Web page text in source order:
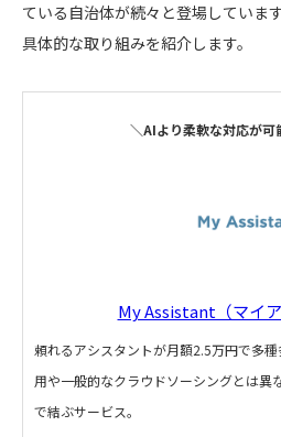
ている自治体が続々と登場していま
具体的な取り組みを紹介します。
＼AIより柔軟な対応が可
My Assistant（マイア
頼れるアシスタントが月額2.5万円で多
用や一般的なクラウドソーシングとは異
で結ぶサービス。